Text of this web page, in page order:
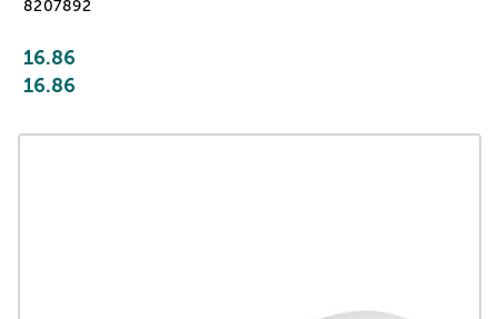
8207892
16.86
16.86